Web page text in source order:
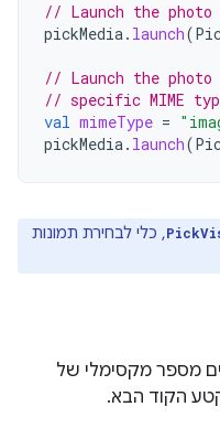
// Launch the
pickMedia. launch(
// Launch the
// specific MIME
val mimeType =
pickMedia. launch(
, כלי לבחירת תמונות
מספר מקסימלי של
הקוד הבא.